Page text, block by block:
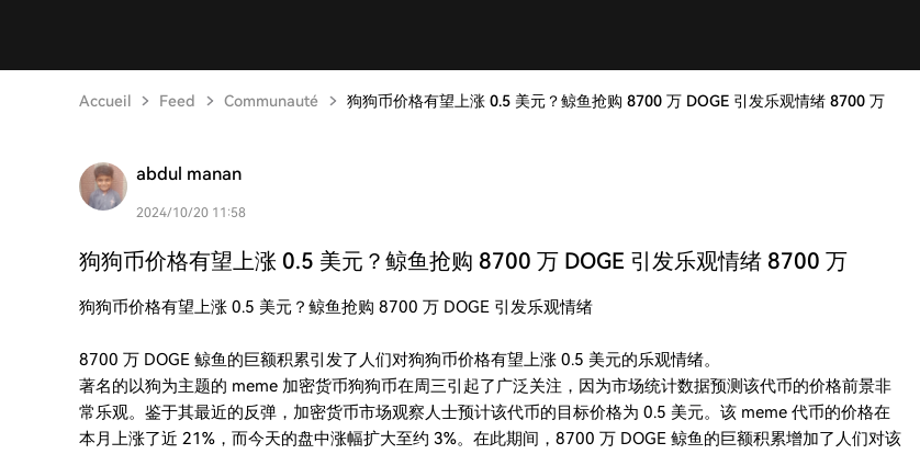
Accueil Feed Communauté 狗狗币价格有望上涨 0.5 美元？鲸鱼抢购 8700 万 DOGE 引发乐观情绪 8700 万
abdul manan
2024/10/20 11:58
狗狗币价格有望上涨 0.5 美元？鲸鱼抢购 8700 万 DOGE 引发乐观情绪 8700 万
狗狗币价格有望上涨 0.5 美元？鲸鱼抢购 8700 万 DOGE 引发乐观情绪
8700 万 DOGE 鲸鱼的巨额积累引发了人们对狗狗币价格有望上涨 0.5 美元的乐观情绪。
著名的以狗为主题的 meme 加密货币狗狗币在周三引起了广泛关注，因为市场统计数据预测该代币的价格前景非
常乐观。鉴于其最近的反弹，加密货币市场观察人士预计该代币的目标价格为 0.5 美元。该 meme 代币的价格在
本月上涨了近 21%，而今天的盘中涨幅扩大至约 3%。在此期间，8700 万 DOGE 鲸鱼的巨额积累增加了人们对该